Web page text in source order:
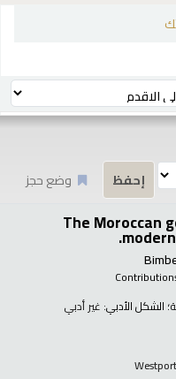
وضع حجز
The Moroccan
؛ الشكل الأدبي: غير أدبي